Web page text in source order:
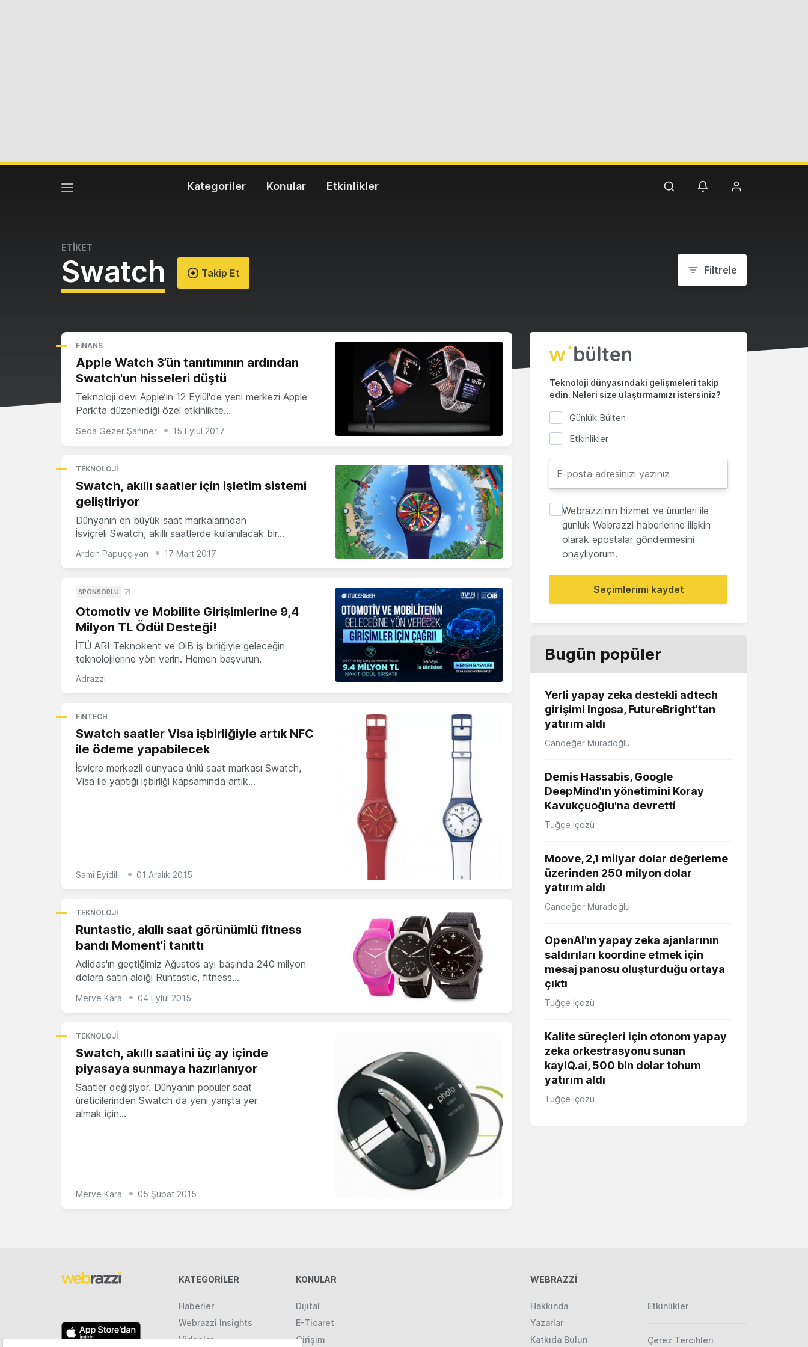
Kategoriler Konular Etkinlikler
ETİKET
Swatch Takip Et Filtrele
FINANS
Apple Watch 3’ün tanıtımının ardından
Swatch'un hisseleri düştü
Teknoloji devi Apple’ın 12 Eylül'de yeni merkezi Apple
Park’ta düzenlediği özel etkinlikte…
Seda Gezer Şahiner 15 Eylül 2017
TEKNOLOJI
Swatch, akıllı saatler için işletim sistemi
geliştiriyor
Dünyanın en büyük saat markalarından
İsviçreli Swatch, akıllı saatlerde kullanılacak bir…
Arden Papuççiyan 17 Mart 2017
SPONSORLU
Otomotiv ve Mobilite Girişimlerine 9,4
Milyon TL Ödül Desteği!
İTÜ ARI Teknokent ve OİB iş birliğiyle geleceğin
teknolojilerine yön verin. Hemen başvurun.
Adrazzi
FINTECH
Swatch saatler Visa işbirliğiyle artık NFC
ile ödeme yapabilecek
İsviçre merkezli dünyaca ünlü saat markası Swatch,
Visa ile yaptığı işbirliği kapsamında artık…
Sami Eyidilli 01 Aralık 2015
TEKNOLOJI
Runtastic, akıllı saat görünümlü fitness
bandı Moment'i tanıttı
Adidas'ın geçtiğimiz Ağustos ayı başında 240 milyon
dolara satın aldığı Runtastic, fitness…
Merve Kara 04 Eylül 2015
TEKNOLOJI
Swatch, akıllı saatini üç ay içinde
piyasaya sunmaya hazırlanıyor
Saatler değişiyor. Dünyanın popüler saat
üreticilerinden Swatch da yeni yarışta yer
almak için…
Merve Kara 05 Şubat 2015
Teknoloji dünyasındaki gelişmeleri takip
edin. Neleri size ulaştırmamızı istersiniz?
Günlük Bülten
Etkinlikler
Webrazzi'nin hizmet ve ürünleri ile
günlük Webrazzi haberlerine ilişkin
olarak epostalar göndermesini
onaylıyorum.
Seçimlerimi kaydet
Bugün popüler
Yerli yapay zeka destekli adtech
girişimi Ingosa, FutureBright'tan
yatırım aldı
Candeğer Muradoğlu
Demis Hassabis, Google
DeepMind'ın yönetimini Koray
Kavukçuoğlu'na devretti
Tuğçe İçözü
Moove, 2,1 milyar dolar değerleme
üzerinden 250 milyon dolar
yatırım aldı
Candeğer Muradoğlu
OpenAI'ın yapay zeka ajanlarının
saldırıları koordine etmek için
mesaj panosu oluşturduğu ortaya
çıktı
Tuğçe İçözü
Kalite süreçleri için otonom yapay
zeka orkestrasyonu sunan
kayIQ.ai, 500 bin dolar tohum
yatırım aldı
Tuğçe İçözü
KATEGORILER
Haberler
Webrazzi Insights
Videolar
KONULAR
Dijital
E-Ticaret
Girişim
WEBRAZZİ
Hakkında
Yazarlar
Katkıda Bulun
Etkinlikler
Çerez Tercihleri